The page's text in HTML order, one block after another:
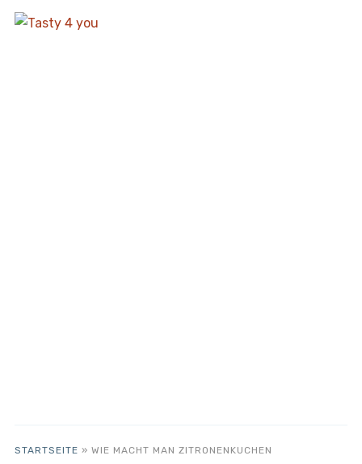
STARTSEITE » WIE MACHT MAN ZITRONENKUCHEN